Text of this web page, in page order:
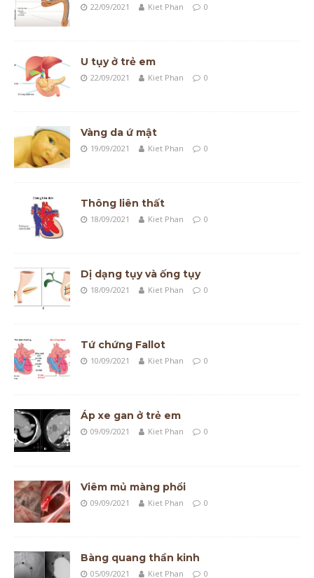
22/09/2021 Kiet Phan 0
U tụy ở trẻ em
22/09/2021 Kiet Phan 0
Vàng da ứ mật
19/09/2021 Kiet Phan 0
Thông liên thất
18/09/2021 Kiet Phan 0
Dị dạng tụy và ống tụy
18/09/2021 Kiet Phan 0
Tứ chứng Fallot
10/09/2021 Kiet Phan 0
Áp xe gan ở trẻ em
09/09/2021 Kiet Phan 0
Viêm mủ màng phổi
09/09/2021 Kiet Phan 0
Bàng quang thần kinh
05/09/2021 Kiet Phan 0